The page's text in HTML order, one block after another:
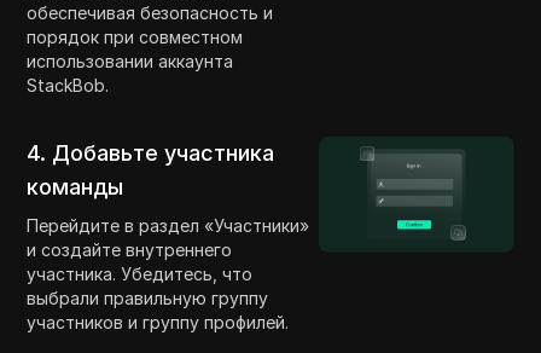
обеспечивая безопасность и
порядок при совместном
использовании аккаунта
StackBob.
4. Добавьте участника
команды
Перейдите в раздел «Участники»
и создайте внутреннего
участника. Убедитесь, что
выбрали правильную группу
участников и группу профилей.